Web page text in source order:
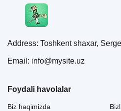
Address: Toshkent shaxar,
Email: info@mysite.uz
Foydali havolalar
Biz haqimizda